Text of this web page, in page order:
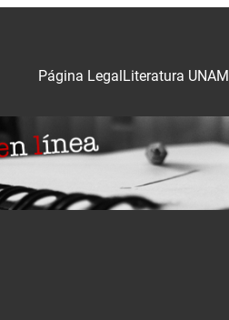
Literatura UNAM
Página Legal